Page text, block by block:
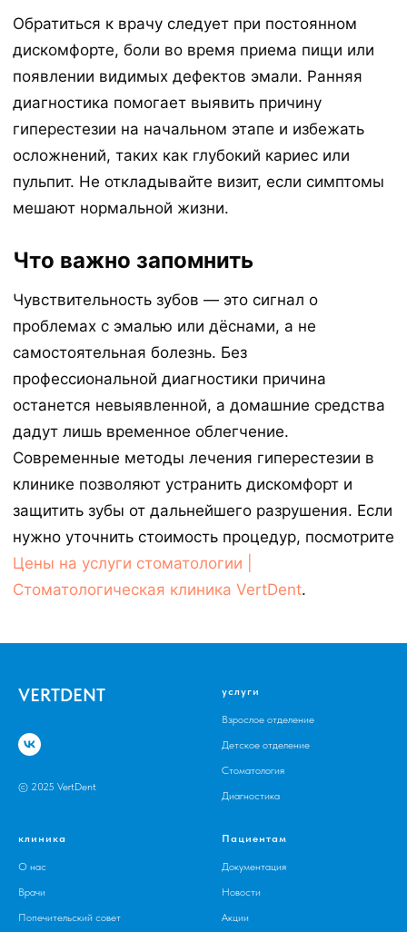
Обратиться к врачу следует при постоянном
дискомфорте, боли во время приема пищи или
появлении видимых дефектов эмали. Ранняя
диагностика помогает выявить причину
гиперестезии на начальном этапе и избежать
осложнений, таких как глубокий кариес или
пульпит. Не откладывайте визит, если симптомы
мешают нормальной жизни.
Что важно запомнить
Чувствительность зубов — это сигнал о
проблемах с эмалью или дёснами, а не
самостоятельная болезнь. Без
профессиональной диагностики причина
останется невыявленной, а домашние средства
дадут лишь временное облегчение.
Современные методы лечения гиперестезии в
клинике позволяют устранить дискомфорт и
защитить зубы от дальнейшего разрушения. Если
нужно уточнить стоимость процедур, посмотрите
Цены на услуги стоматологии |
Стоматологическая клиника VertDent.
VERTDENT
© 2025 VertDent
услуги
Взрослое отделение
Детское отделение
Стоматология
Диагностика
клиника
О нас
Врачи
Попечительский совет
Пациентам
Документация
Новости
Акции